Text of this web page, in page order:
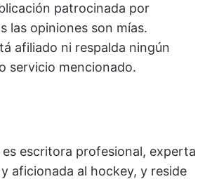
patrocinada por
las opiniones son mías.
afiliado ni respalda ningún
servicio mencionado.
es escritora profesional, experta
aficionada al hockey, y reside